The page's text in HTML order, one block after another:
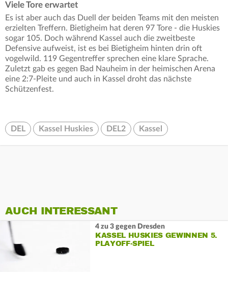
Viele Tore erwartet
Es ist aber auch das Duell der beiden Teams mit den meisten
erzielten Treffern. Bietigheim hat deren 97 Tore - die Huskies
sogar 105. Doch während Kassel auch die zweitbeste
Defensive aufweist, ist es bei Bietigheim hinten drin oft
vogelwild. 119 Gegentreffer sprechen eine klare Sprache.
Zuletzt gab es gegen Bad Nauheim in der heimischen Arena
eine 2:7-Pleite und auch in Kassel droht das nächste
Schützenfest.
DEL Kassel Huskies DEL2 Kassel
AUCH INTERESSANT
4 zu 3 gegen Dresden
KASSEL HUSKIES GEWINNEN 5.
PLAYOFF-SPIEL